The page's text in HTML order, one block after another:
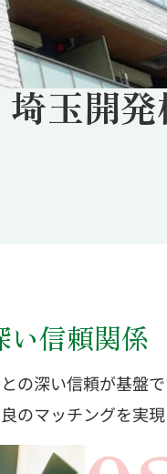
埼玉開
い信頼関係
の深い信頼が基盤
のマッチングを実現